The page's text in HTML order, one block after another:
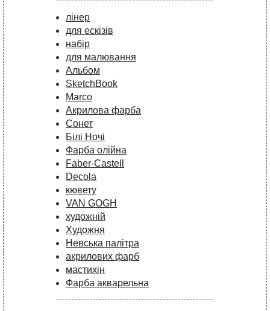
лінер
для ескізів
набір
для малювання
Альбом
SketchBook
Marco
Акрилова фарба
Сонет
Білі Ночі
Фарба олійна
Faber-Castell
Decola
кювету
VAN GOGH
художній
Художня
Невська палітра
акрилових фарб
мастихін
Фарба акварельна